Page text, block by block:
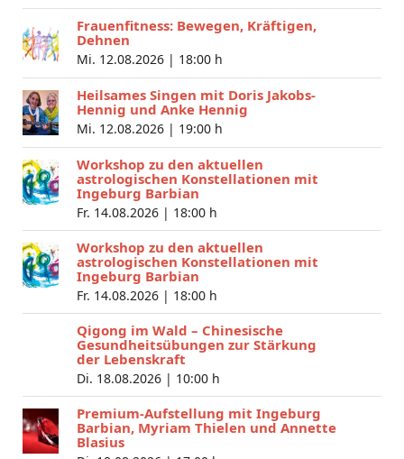
Frauenfitness: Bewegen, Kräftigen,
Dehnen
Mi. 12.08.2026 | 18:00 h
Heilsames Singen mit Doris Jakobs-
Hennig und Anke Hennig
Mi. 12.08.2026 | 19:00 h
Workshop zu den aktuellen
astrologischen Konstellationen mit
Ingeburg Barbian
Fr. 14.08.2026 | 18:00 h
Workshop zu den aktuellen
astrologischen Konstellationen mit
Ingeburg Barbian
Fr. 14.08.2026 | 18:00 h
Qigong im Wald – Chinesische
Gesundheitsübungen zur Stärkung
der Lebenskraft
Di. 18.08.2026 | 10:00 h
Premium-Aufstellung mit Ingeburg
Barbian, Myriam Thielen und Annette
Blasius